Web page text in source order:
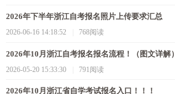
2026年下半年浙江自考报名照片上传要求汇总
2026-06-16 14:18:52
768阅读
2026年10月浙江自考报名报名流程！（图文详解）
2026-05-20 15:33:30
791阅读
2026年10月浙江省自学考试报名入口！！！